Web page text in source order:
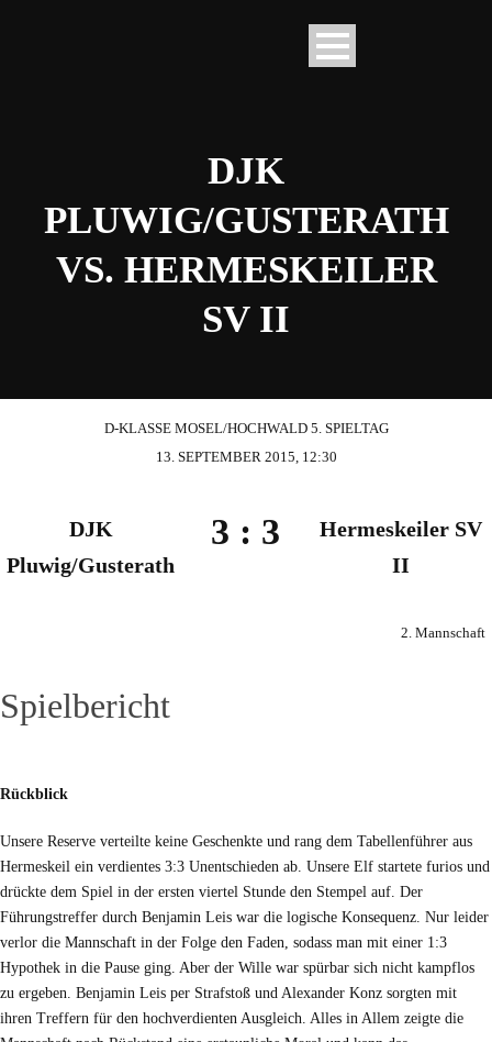
DJK
PLUWIG/GUSTERATH
VS. HERMESKEILER
SV II
D-KLASSE MOSEL/HOCHWALD 5. SPIELTAG
13. SEPTEMBER 2015, 12:30
DJK
Pluwig/Gusterath
3 : 3
Hermeskeiler SV
II
2. Mannschaft
Spielbericht
Rückblick
Unsere Reserve verteilte keine Geschenkte und rang dem Tabellenführer aus
Hermeskeil ein verdientes 3:3 Unentschieden ab. Unsere Elf startete furios und
drückte dem Spiel in der ersten viertel Stunde den Stempel auf. Der
Führungstreffer durch Benjamin Leis war die logische Konsequenz. Nur leider
verlor die Mannschaft in der Folge den Faden, sodass man mit einer 1:3
Hypothek in die Pause ging. Aber der Wille war spürbar sich nicht kampflos
zu ergeben. Benjamin Leis per Strafstoß und Alexander Konz sorgten mit
ihren Treffern für den hochverdienten Ausgleich. Alles in Allem zeigte die